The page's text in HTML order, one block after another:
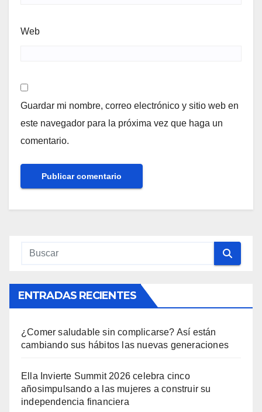
Web
Guardar mi nombre, correo electrónico y sitio web en
este navegador para la próxima vez que haga un
comentario.
ENTRADAS RECIENTES
¿Comer saludable sin complicarse? Así están
cambiando sus hábitos las nuevas generaciones
Ella Invierte Summit 2026 celebra cinco
añosimpulsando a las mujeres a construir su
independencia financiera